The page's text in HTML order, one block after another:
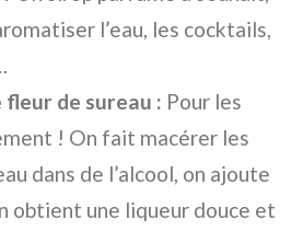
l’eau, les cocktails,
fleur de sureau : Pour les
! On fait macérer les
dans de l’alcool, on ajoute
obtient une liqueur douce et